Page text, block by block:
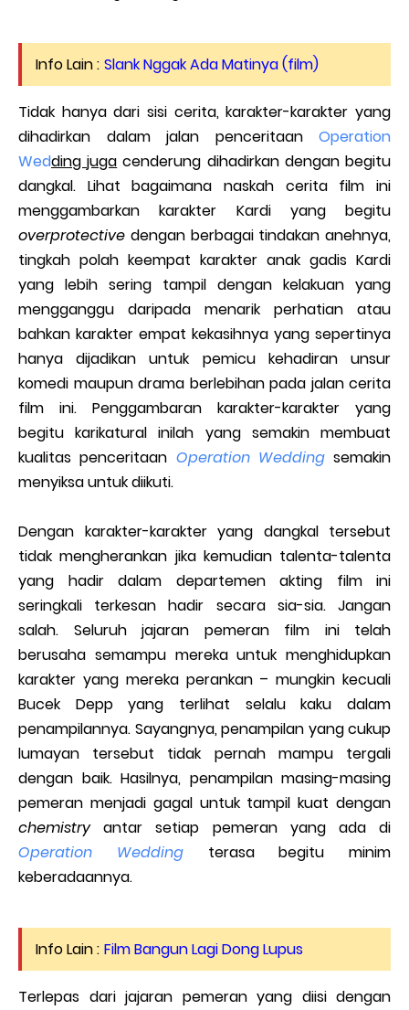
Info Lain : Slank Nggak Ada Matinya (film)
Tidak hanya dari sisi cerita, karakter-karakter yang
dihadirkan dalam jalan penceritaan Operation
Wedding juga cenderung dihadirkan dengan begitu
dangkal. Lihat bagaimana naskah cerita film ini
menggambarkan karakter Kardi yang begitu
overprotective dengan berbagai tindakan anehnya,
tingkah polah keempat karakter anak gadis Kardi
yang lebih sering tampil dengan kelakuan yang
mengganggu daripada menarik perhatian atau
bahkan karakter empat kekasihnya yang sepertinya
hanya dijadikan untuk pemicu kehadiran unsur
komedi maupun drama berlebihan pada jalan cerita
film ini. Penggambaran karakter-karakter yang
begitu karikatural inilah yang semakin membuat
kualitas penceritaan Operation Weddingsemakin
menyiksa untuk diikuti.
Dengan karakter-karakter yang dangkal tersebut
tidak mengherankan jika kemudian talenta-talenta
yang hadir dalam departemen akting film ini
seringkali terkesan hadir secara sia-sia. Jangan
salah. Seluruh jajaran pemeran film ini telah
berusaha semampu mereka untuk menghidupkan
karakter yang mereka perankan – mungkin kecuali
Bucek Depp yang terlihat selalu kaku dalam
penampilannya. Sayangnya, penampilan yang cukup
lumayan tersebut tidak pernah mampu tergali
dengan baik. Hasilnya, penampilan masing-masing
pemeran menjadi gagal untuk tampil kuat dengan
chemistryantar setiap pemeran yang ada di
Operation Weddingterasa begitu minim
keberadaannya.
Info Lain : Film Bangun Lagi Dong Lupus
Terlepas dari jajaran pemeran yang diisi dengan